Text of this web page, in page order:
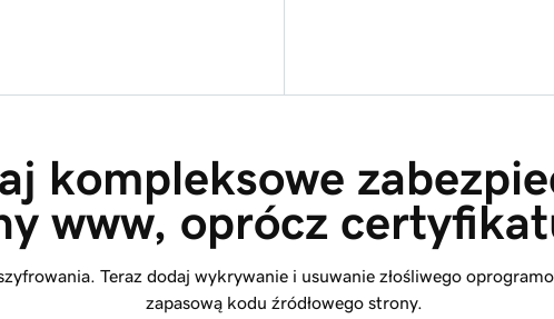
kompleksowe
www, oprócz
Teraz dodaj wykrywanie i usuwanie złośliwego
zapasową kodu źródłowego strony.